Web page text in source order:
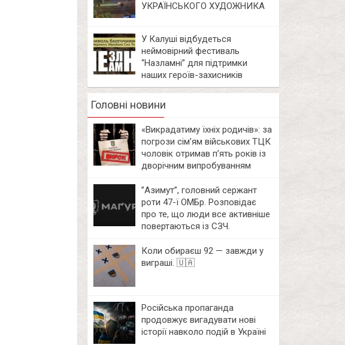
УКРАЇНСЬКОГО ХУДОЖНИКА
У Калуші відбудеться
неймовірний фестиваль
“Назламні” для підтримки
наших героїв-захисників
Головні новини
«Викрадатиму їхніх родичів»: за
погрози сім’ям військових ТЦК
чоловік отримав п’ять років із
дворічним випробуванням
⁨”Азимут”, головний сержант
роти 47-ї ОМБр. Розповідає
про те, що люди все активніше
повертаються із СЗЧ.
Коли обираєш 92 — завжди у
виграші. 🇺🇦
Російська пропаганда
продовжує вигадувати нові
історії навколо подій в Україні